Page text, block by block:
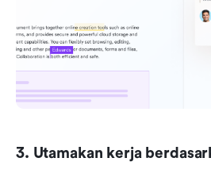
3. Utamakan kerja